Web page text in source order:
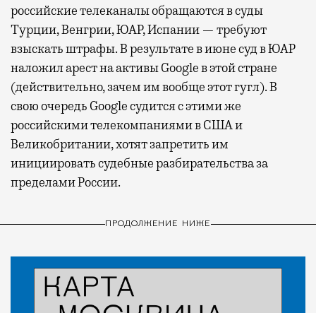
российские телеканалы обращаются в суды
Турции, Венгрии, ЮАР, Испании — требуют
взыскать штрафы. В результате в июне суд в ЮАР
наложил арест на активы Google в этой стране
(действительно, зачем им вообще этот гугл). В
свою очередь Google судится с этими же
российскими телекомпаниями в США и
Великобритании, хотят запретить им
инициировать судебные разбирательства за
пределами России.
ПРОДОЛЖЕНИЕ НИЖЕ